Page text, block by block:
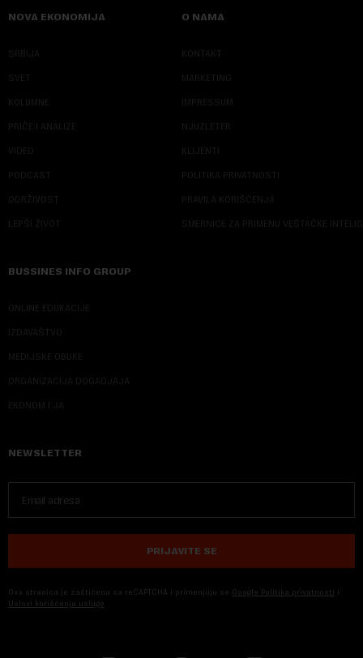
NOVA EKONOMIJA
SRBIJA
SVET
KOLUMNE
PRIČE I ANALIZE
VIDEO
PODCAST
ODRŽIVOST
LEPŠI ŽIVOT
O NAMA
KONTAKT
MARKETING
IMPRESSUM
NJUZLETER
KLIJENTI
POLITIKA PRIVATNOSTI
PRAVILA KORIŠĆENJA
SMERNICE ZA PRIMENU VEŠTAČKE
BUSSINES INFO GROUP
ONLINE EDUKACIJE
IZDAVAŠTVO
MEDIJSKE OBUKE
ORGANIZACIJA DOGADJAJA
EKONOM I JA
NEWSLETTER
PRIJAVITE SE
Ova stranica je zaštićena sa reCAPTCHA i primenjuju se Google Politika privatnosti i
Uslovi korišćenja usluge